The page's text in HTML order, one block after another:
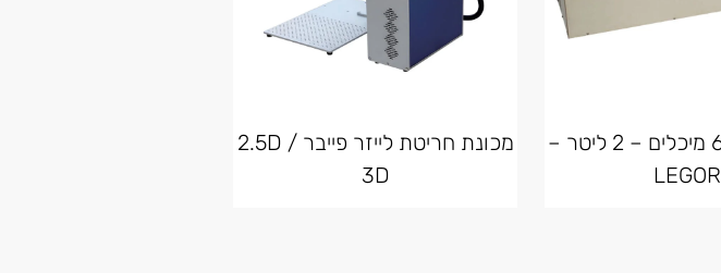
מכונת ציפוי 6 מיכלים – 2 ליטר –
LEGOR
מכונת חריטת לייזר פייבר 2.5D /
3D